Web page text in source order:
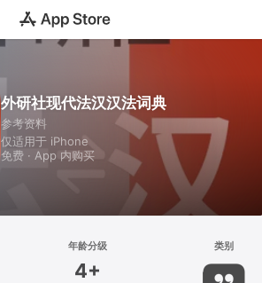
外研社现代法汉汉法词典
参考资料
仅适用于 iPhone
免费 · App 内购买
年龄分级
4+
类别